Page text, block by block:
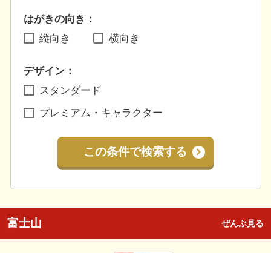
はがきの向き：
縦向き
横向き
デザイン：
スタンダード
プレミアム・キャラクター
この条件で検索する
富士山 ぜんぶ見る